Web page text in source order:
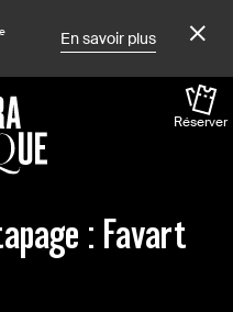
En savoir plus
Réserver
: Favart